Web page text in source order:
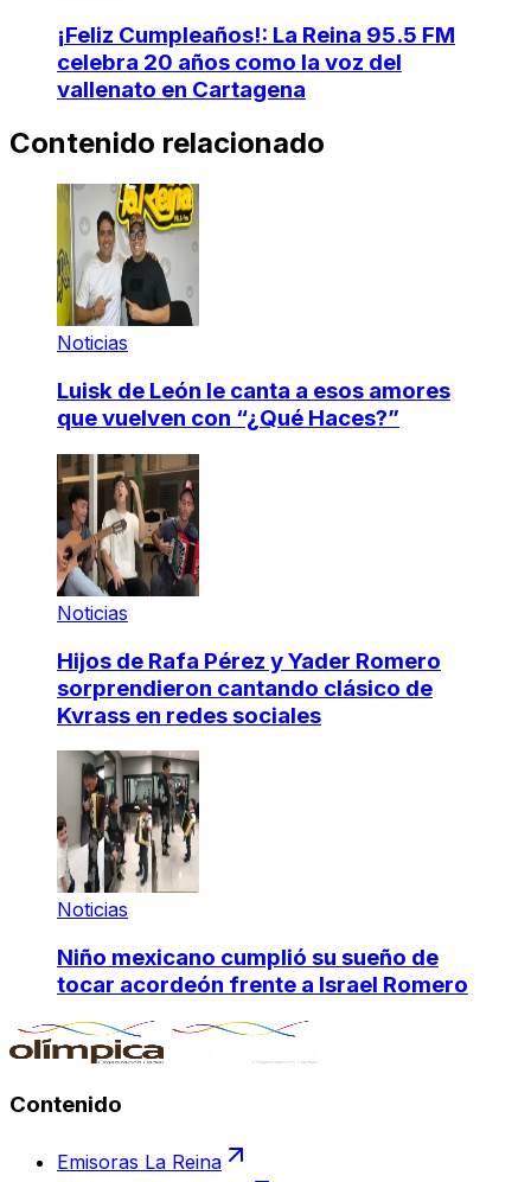
¡Feliz Cumpleaños!: La Reina 95.5 FM
celebra 20 años como la voz del
vallenato en Cartagena
Contenido relacionado
Noticias
Luisk de León le canta a esos amores
que vuelven con “¿Qué Haces?”
Noticias
Hijos de Rafa Pérez y Yader Romero
sorprendieron cantando clásico de
Kvrass en redes sociales
Noticias
Niño mexicano cumplió su sueño de
tocar acordeón frente a Israel Romero
Contenido
Emisoras La Reina